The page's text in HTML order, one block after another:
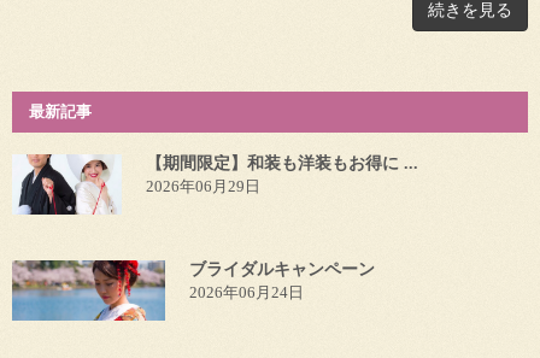
続きを見る
最新記事
【期間限定】和装も洋装もお得に ...
2026年06月29日
ブライダルキャンペーン
2026年06月24日